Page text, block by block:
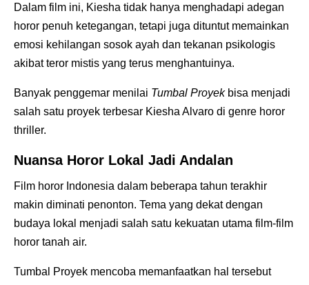
Dalam film ini, Kiesha tidak hanya menghadapi adegan
horor penuh ketegangan, tetapi juga dituntut memainkan
emosi kehilangan sosok ayah dan tekanan psikologis
akibat teror mistis yang terus menghantuinya.
Banyak penggemar menilai Tumbal Proyekbisa menjadi
salah satu proyek terbesar Kiesha Alvaro di genre horor
thriller.
Nuansa Horor Lokal Jadi Andalan
Film horor Indonesia dalam beberapa tahun terakhir
makin diminati penonton. Tema yang dekat dengan
budaya lokal menjadi salah satu kekuatan utama film-film
horor tanah air.
Tumbal Proyek mencoba memanfaatkan hal tersebut